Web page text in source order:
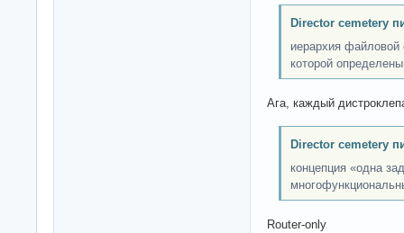
Director cemetery
иерархия файловой
которой
Ага, каждый
Director cemetery
концепция «одна
Router-only